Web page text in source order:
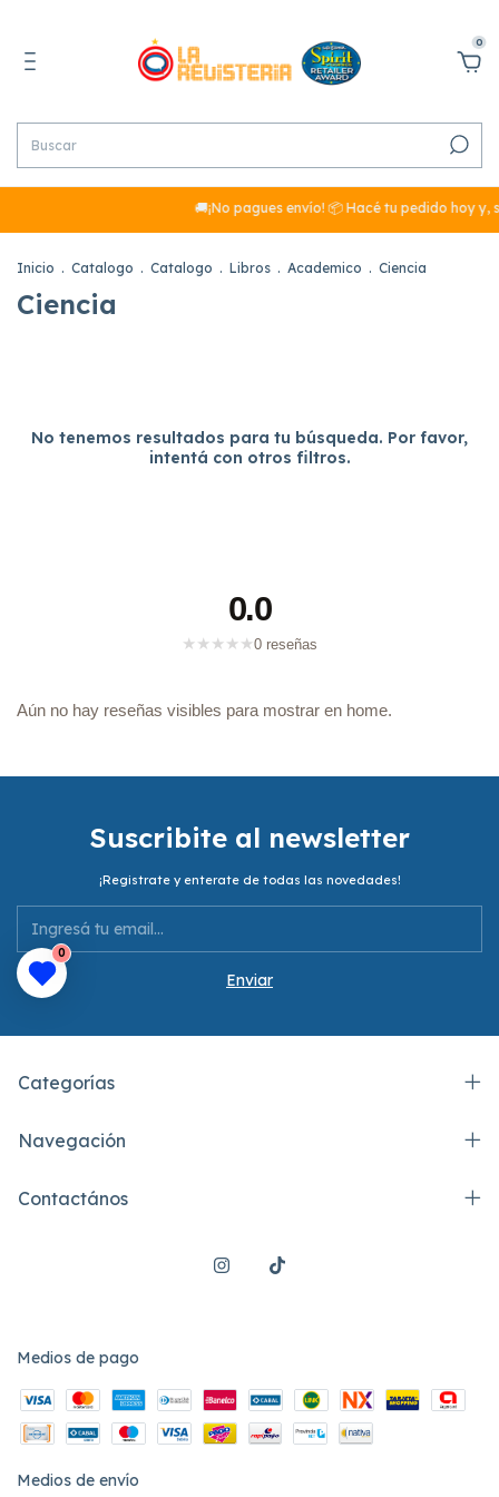
0
🚚¡No pagues envío! 📦 Hacé tu pedido hoy
Inicio . Catalogo . Catalogo . Libros . Academico . Ciencia
Ciencia
No tenemos resultados para tu búsqueda. Por favor,
intentá con otros filtros.
0.0
★ ★ ★ ★ ★0 reseñas
Aún no hay reseñas visibles para mostrar en home.
Suscribite al newsletter
¡Registrate y enterate de todas las novedades!
Categorías
Navegación
Contactános
Medios de pago
Medios de envío
0